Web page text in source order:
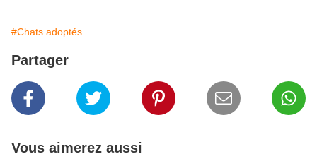
#Chats adoptés
Partager
Vous aimerez aussi